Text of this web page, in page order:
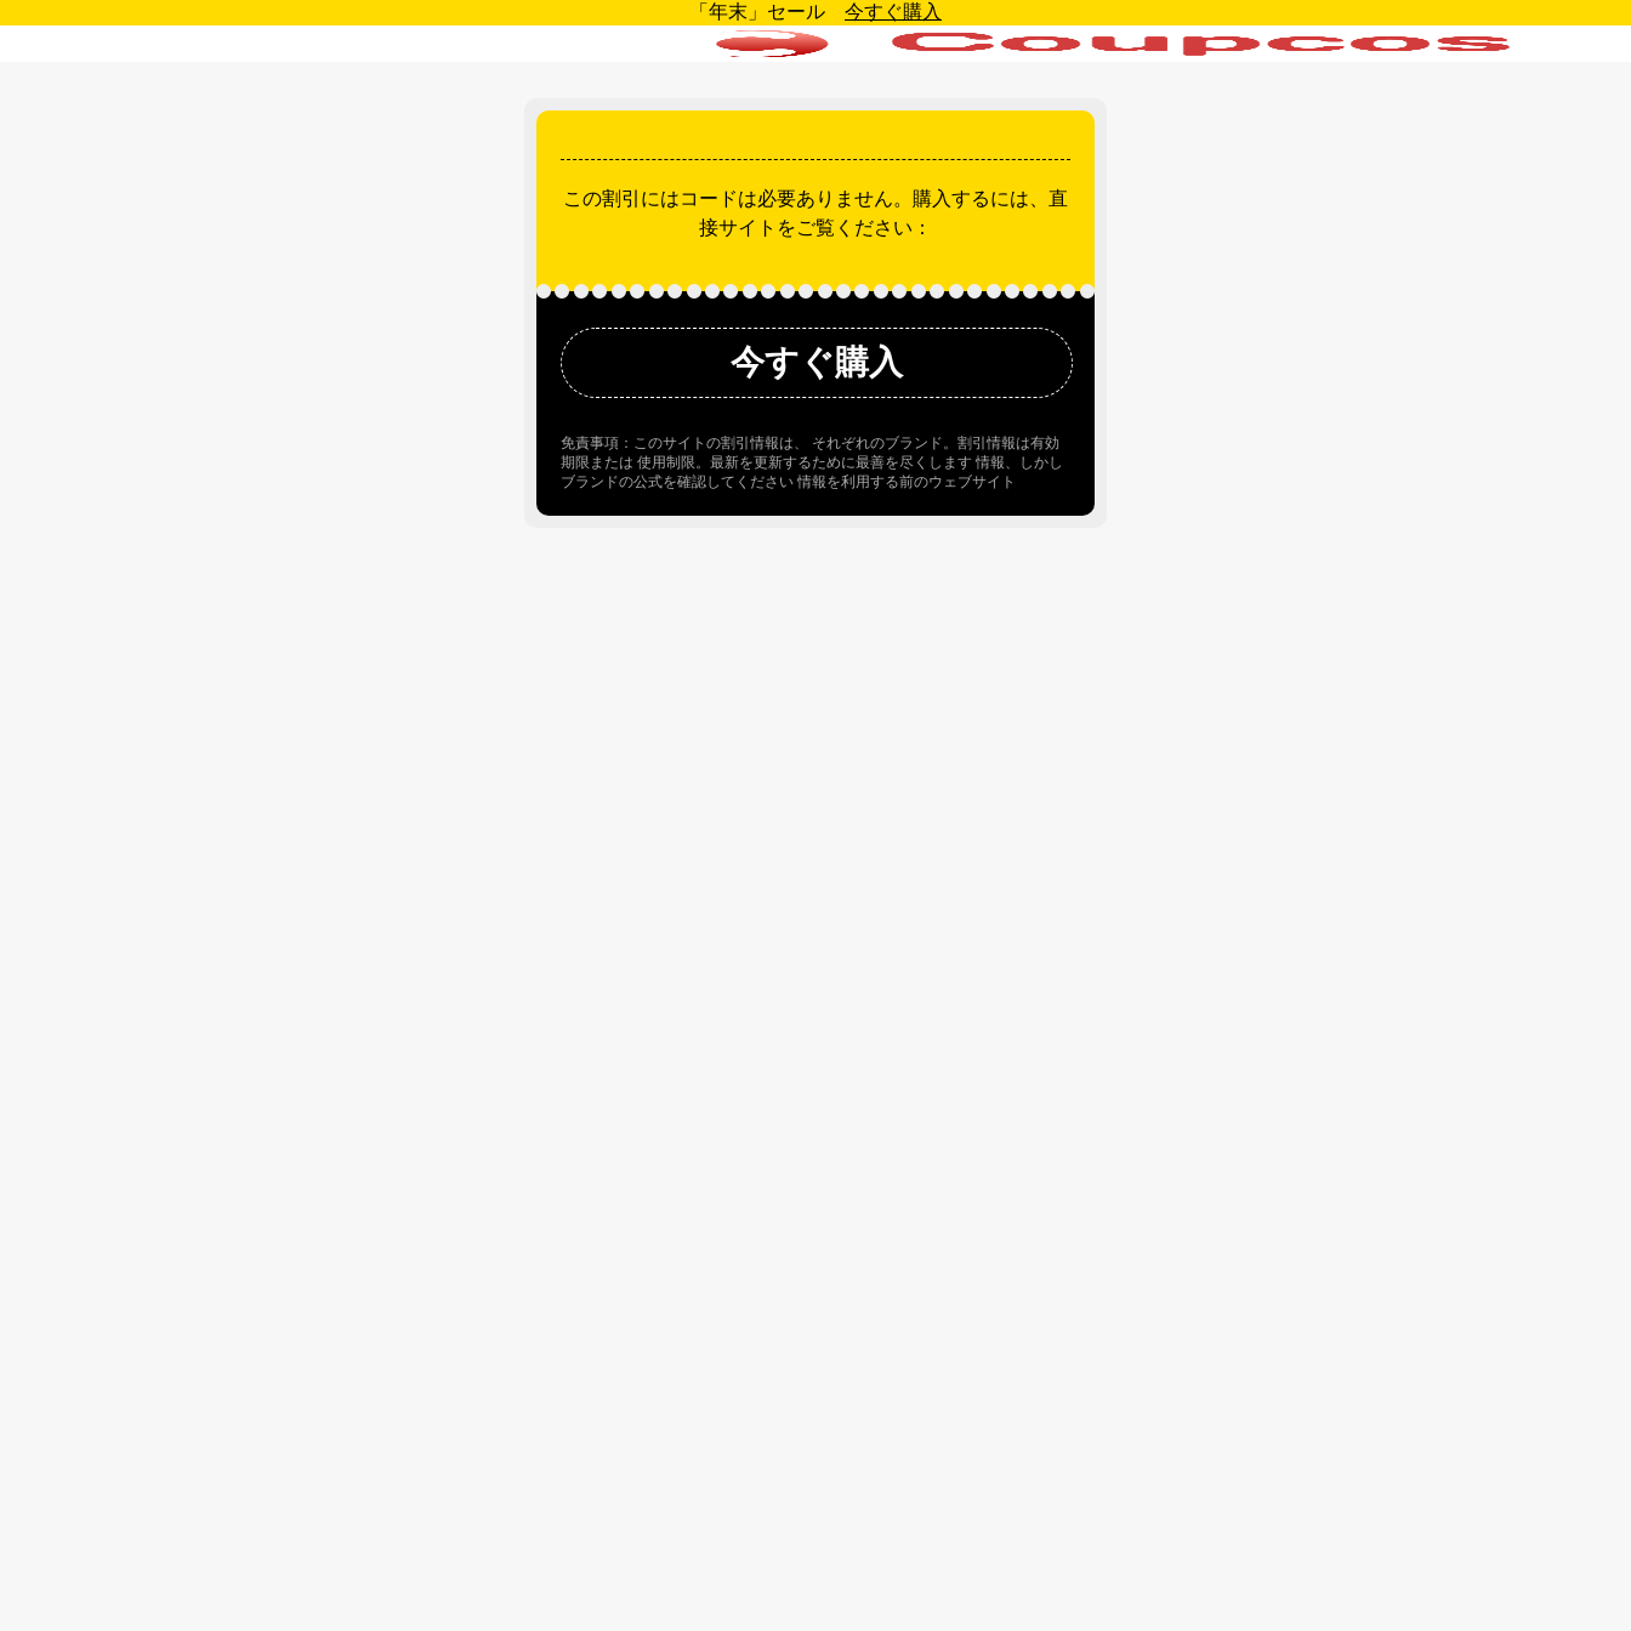
「年末」セール 今すぐ購入
この割引にはコードは必要ありません。購入するには、直
接サイトをご覧ください：
今すぐ購入
免責事項：このサイトの割引情報は、 それぞれのブランド。割引情報は有効
期限または 使用制限。最新を更新するために最善を尽くします 情報、しかし
ブランドの公式を確認してください 情報を利用する前のウェブサイト